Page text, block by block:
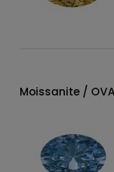
Moissanite /